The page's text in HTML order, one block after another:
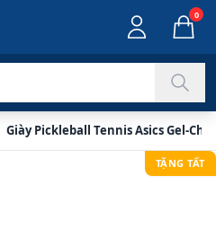
0
Giày Pickleball Tennis Asics Gel-
TẶNG TẤT